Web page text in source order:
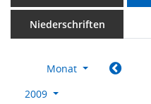
Niederschriften
Monat
2009